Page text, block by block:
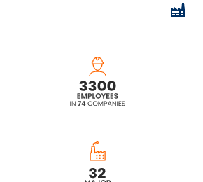
(Lauryl betaine)
MB (Cocamidopropyl